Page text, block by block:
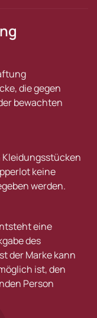
die gegen
bewachten
Kleidungsstücken
keine
werden.
eine
des
der Marke kann
ist, den
Person